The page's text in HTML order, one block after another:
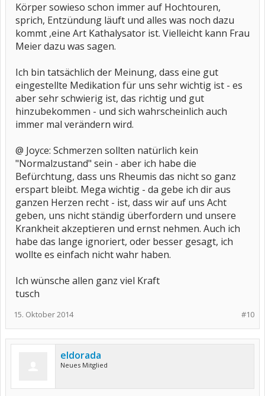
Körper sowieso schon immer auf Hochtouren,
sprich, Entzündung läuft und alles was noch dazu
kommt ,eine Art Kathalysator ist. Vielleicht kann Frau
Meier dazu was sagen.
Ich bin tatsächlich der Meinung, dass eine gut
eingestellte Medikation für uns sehr wichtig ist - es
aber sehr schwierig ist, das richtig und gut
hinzubekommen - und sich wahrscheinlich auch
immer mal verändern wird.
@ Joyce: Schmerzen sollten natürlich kein
"Normalzustand" sein - aber ich habe die
Befürchtung, dass uns Rheumis das nicht so ganz
erspart bleibt. Mega wichtig - da gebe ich dir aus
ganzen Herzen recht - ist, dass wir auf uns Acht
geben, uns nicht ständig überfordern und unsere
Krankheit akzeptieren und ernst nehmen. Auch ich
habe das lange ignoriert, oder besser gesagt, ich
wollte es einfach nicht wahr haben.
Ich wünsche allen ganz viel Kraft
tusch
#10
15. Oktober 2014
eldorada
Neues Mitglied